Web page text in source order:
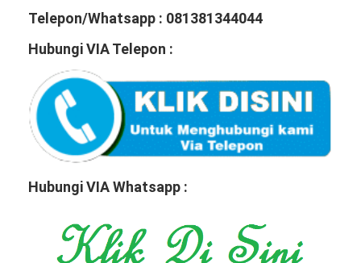
Telepon/Whatsapp : 081381344044
Hubungi VIA Telepon :
Hubungi VIA Whatsapp :